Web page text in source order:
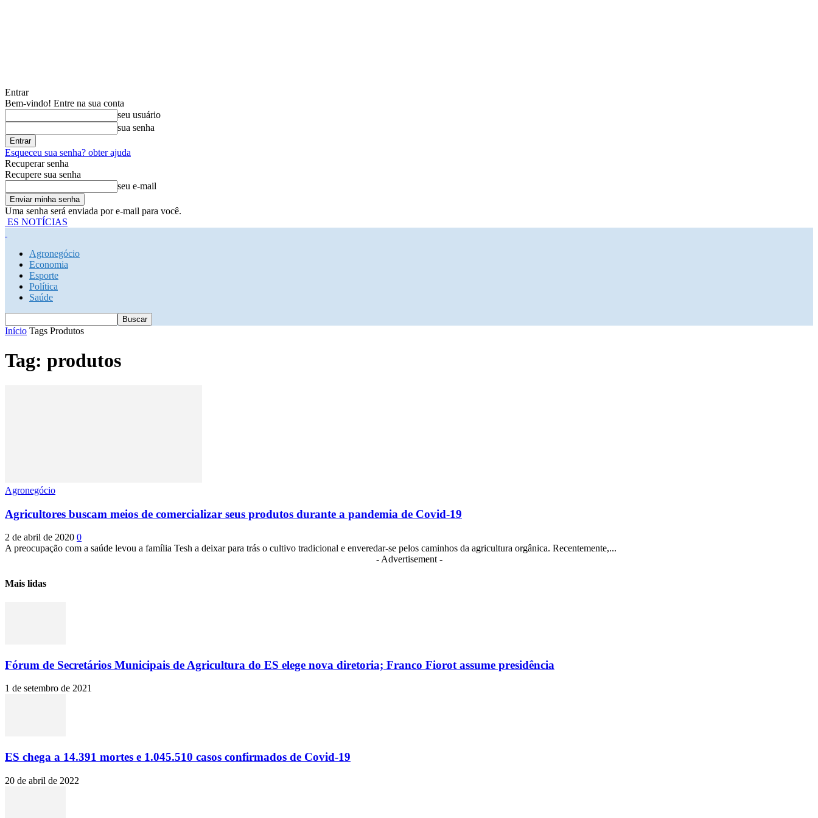
Entrar
Bem-vindo! Entre na sua conta
seu usuário
sua senha
Esqueceu sua senha? obter ajuda
Recuperar senha
Recupere sua senha
seu e-mail
Uma senha será enviada por e-mail para você.
ES NOTÍCIAS
Agronegócio
Economia
Esporte
Política
Saúde
Início Tags Produtos
Tag: produtos
Agronegócio
Agricultores buscam meios de comercializar seus produtos durante a pandemia de Covid-19
2 de abril de 2020 0
A preocupação com a saúde levou a família Tesh a deixar para trás o cultivo tradicional e enveredar-se pelos caminhos da agricultura orgânica. Recentemente,...
- Advertisement -
Mais lidas
Fórum de Secretários Municipais de Agricultura do ES elege nova diretoria; Franco Fiorot assume presidência
1 de setembro de 2021
ES chega a 14.391 mortes e 1.045.510 casos confirmados de Covid-19
20 de abril de 2022